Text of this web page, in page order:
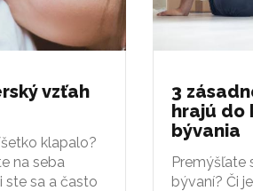
vzťah
klapalo?
na seba
ste sa a často
3
hrajú do
bývania
Premýšľate
bývaní? Či